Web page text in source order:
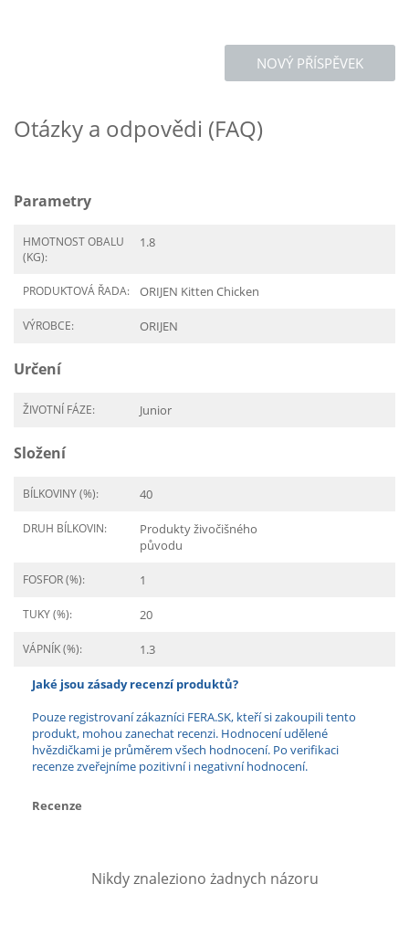
NOVÝ PŘÍSPĚVEK
Otázky a odpovědi (FAQ)
Parametry
HMOTNOST OBALU
(KG):
1.8
PRODUKTOVÁ ŘADA: ORIJEN Kitten Chicken
VÝROBCE: ORIJEN
Určení
ŽIVOTNÍ FÁZE: Junior
Složení
BÍLKOVINY (%): 40
DRUH BÍLKOVIN:
Produkty živočišného
původu
FOSFOR (%): 1
TUKY (%): 20
VÁPNÍK (%): 1.3
Jaké jsou zásady recenzí produktů?
Pouze registrovaní zákazníci FERA.SK, kteří si zakoupili tento
produkt, mohou zanechat recenzi. Hodnocení udělené
hvězdičkami je průměrem všech hodnocení. Po verifikaci
recenze zveřejníme pozitivní i negativní hodnocení.
Recenze
Nikdy znaleziono żadnych názoru